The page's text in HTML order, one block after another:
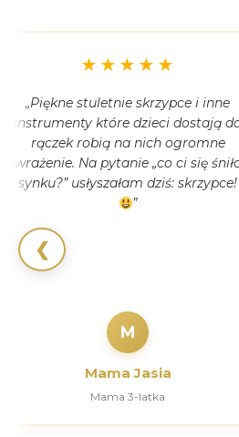
❮
★★★★★
„Piękne stuletnie skrzypce i inne
instrumenty które dzieci dostają
rączek robią na nich ogromne
wrażenie. Na pytanie „co ci się
synku?” usłyszałam dziś: skrzypce!
”
M
Mama Jasia
Mama 3-latka